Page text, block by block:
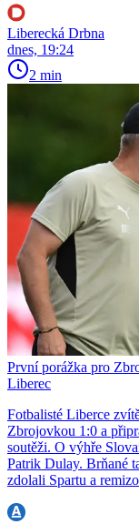
Liberecká Drbna
dnes, 19:24
2 min
První porážka pro
Liberec
Fotbalisté Liberce
Zbrojovkou 1:0 a
soutěži. O výhře
Patrik Dulay. Brňané
zdolali Spartu a